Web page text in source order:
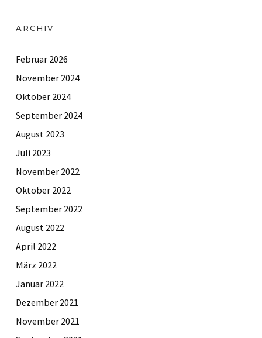
ARCHIV
Februar 2026
November 2024
Oktober 2024
September 2024
August 2023
Juli 2023
November 2022
Oktober 2022
September 2022
August 2022
April 2022
März 2022
Januar 2022
Dezember 2021
November 2021